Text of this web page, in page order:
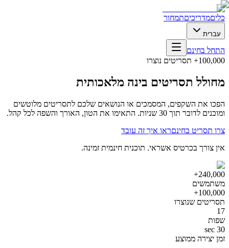
כליםמדריכיםתמחור
עברית
התחל בחינם
100,000+ תסריטים נוצרו
מחולל תסריטים בינה מלאכותית
הפכו את השקפים, המסמכים או הנושאים שלכם לתסריטים מלוטשים
ומוכנים לדובר תוך 30 שניות. התאימו את הטון, האורך והשפה לכל קהל.
צרו תסריט בחינםראו איך זה עובד
אין צורך בכרטיס אשראי. תוכנית חינמית זמינה.
240,000+
משתמשים
100,000+
תסריטים שנוצרו
17
שפות
30 sec
זמן יצירה ממוצע